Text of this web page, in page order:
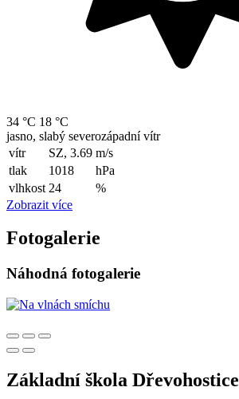
34 °C 18 °C
jasno, slabý severozápadní vítr
vítr
SZ, 3.69 m/s
tlak
1018
hPa
vlhkost 24
%
Zobrazit více
Fotogalerie
Náhodná fotogalerie
Základní škola Dřevohostice